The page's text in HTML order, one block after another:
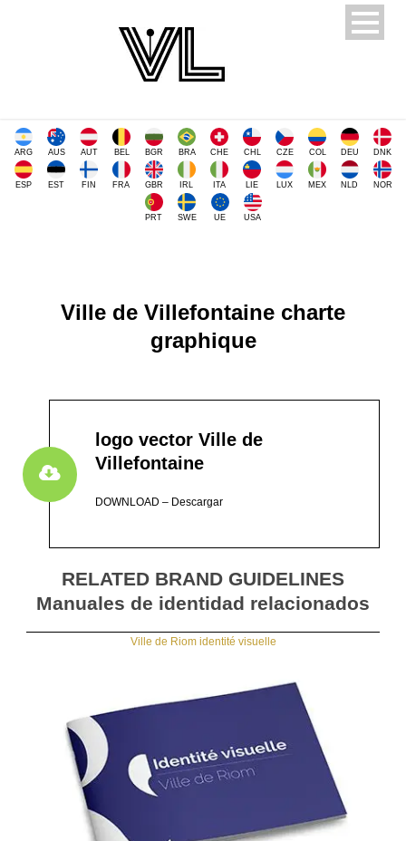
ARG AUS AUT BEL BGR BRA CHE CHL CZE COL DEU DNK
ESP EST FIN FRA GBR IRL ITA LIE LUX MEX NLD NOR
PRT SWE UE USA
Ville de Villefontaine charte
graphique
logo vector Ville de
Villefontaine
DOWNLOAD – Descargar
RELATED BRAND GUIDELINES
Manuales de identidad relacionados
Ville de Riom identité visuelle